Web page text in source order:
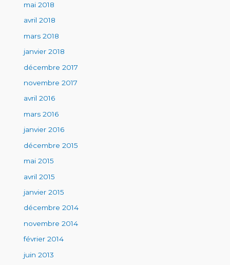
mai 2018
avril 2018
mars 2018
janvier 2018
décembre 2017
novembre 2017
avril 2016
mars 2016
janvier 2016
décembre 2015
mai 2015
avril 2015
janvier 2015
décembre 2014
novembre 2014
février 2014
juin 2013